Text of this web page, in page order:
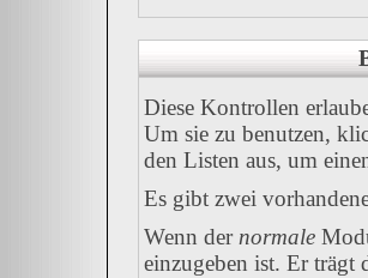
Diese Kontrollen
Um sie zu benutzen,
den Listen aus, um
Es gibt zwei
Wenn der normale
einzugeben ist. Er trägt